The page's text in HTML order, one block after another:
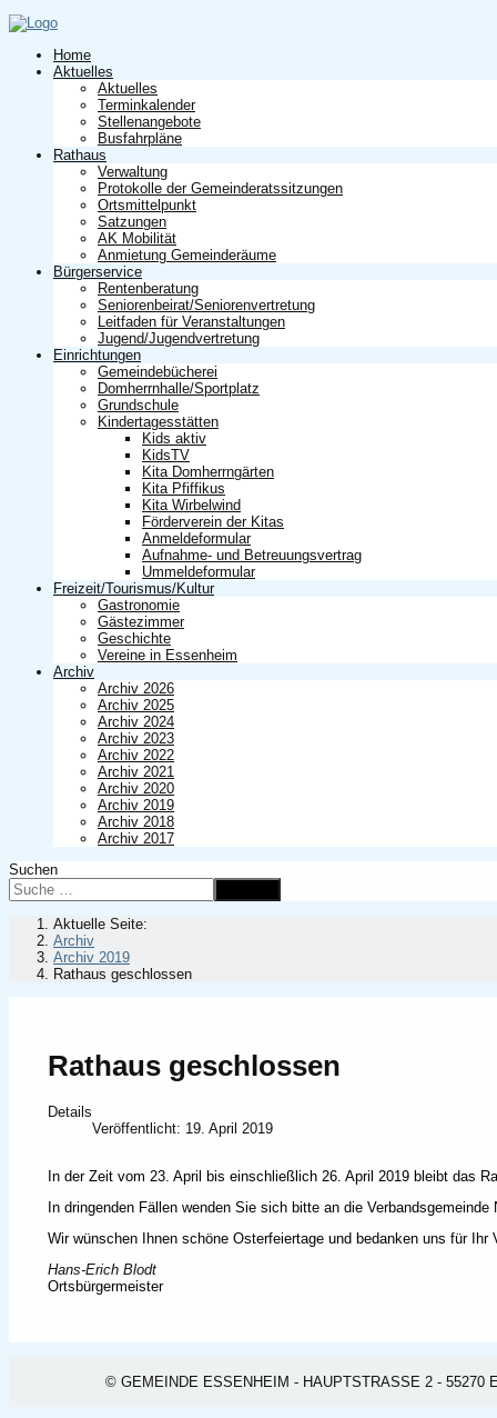
Home
Aktuelles
Aktuelles
Terminkalender
Stellenangebote
Busfahrpläne
Rathaus
Verwaltung
Protokolle der Gemeinderatssitzungen
Ortsmittelpunkt
Satzungen
AK Mobilität
Anmietung Gemeinderäume
Bürgerservice
Rentenberatung
Seniorenbeirat/Seniorenvertretung
Leitfaden für Veranstaltungen
Jugend/Jugendvertretung
Einrichtungen
Gemeindebücherei
Domherrnhalle/Sportplatz
Grundschule
Kindertagesstätten
Kids aktiv
KidsTV
Kita Domherrngärten
Kita Pfiffikus
Kita Wirbelwind
Förderverein der Kitas
Anmeldeformular
Aufnahme- und Betreuungsvertrag
Ummeldeformular
Freizeit/Tourismus/Kultur
Gastronomie
Gästezimmer
Geschichte
Vereine in Essenheim
Archiv
Archiv 2026
Archiv 2025
Archiv 2024
Archiv 2023
Archiv 2022
Archiv 2021
Archiv 2020
Archiv 2019
Archiv 2018
Archiv 2017
Suchen
Aktuelle Seite:
Archiv
Archiv 2019
Rathaus geschlossen
Rathaus geschlossen
Details
Veröffentlicht: 19. April 2019
In der Zeit vom 23. April bis einschließlich 26. April 2019 bleibt das
In dringenden Fällen wenden Sie sich bitte an die Ver­bandsgemeinde
Wir wünschen Ihnen schöne Osterfeiertage und bedanken uns für Ihr
Hans-Erich Blodt
Ortsbürgermeister
© GEMEINDE ESSENHEIM - HAUPTSTRASSE 2 - 55270